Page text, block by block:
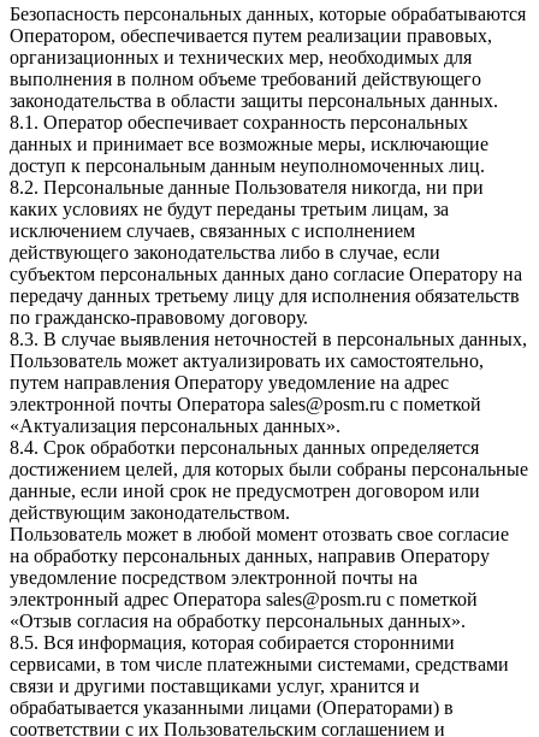
Безопасность персональных данных, которые обрабатываются
Оператором, обеспечивается путем реализации правовых,
организационных и технических мер, необходимых для
выполнения в полном объеме требований действующего
законодательства в области защиты персональных данных.
8.1. Оператор обеспечивает сохранность персональных
данных и принимает все возможные меры, исключающие
доступ к персональным данным неуполномоченных лиц.
8.2. Персональные данные Пользователя никогда, ни при
каких условиях не будут переданы третьим лицам, за
исключением случаев, связанных с исполнением
действующего законодательства либо в случае, если
субъектом персональных данных дано согласие Оператору на
передачу данных третьему лицу для исполнения обязательств
по гражданско-правовому договору.
8.3. В случае выявления неточностей в персональных данных,
Пользователь может актуализировать их самостоятельно,
путем направления Оператору уведомление на адрес
электронной почты Оператора sales@posm.ru с пометкой
«Актуализация персональных данных».
8.4. Срок обработки персональных данных определяется
достижением целей, для которых были собраны персональные
данные, если иной срок не предусмотрен договором или
действующим законодательством.
Пользователь может в любой момент отозвать свое согласие
на обработку персональных данных, направив Оператору
уведомление посредством электронной почты на
электронный адрес Оператора sales@posm.ru с пометкой
«Отзыв согласия на обработку персональных данных».
8.5. Вся информация, которая собирается сторонними
сервисами, в том числе платежными системами, средствами
связи и другими поставщиками услуг, хранится и
обрабатывается указанными лицами (Операторами) в
соответствии с их Пользовательским соглашением и